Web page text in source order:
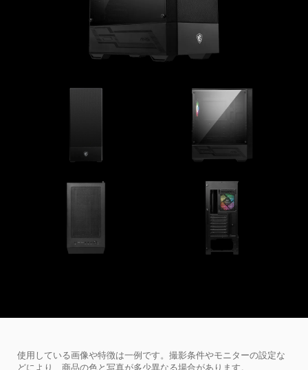
使用している画像や特徴は一例です。撮影条件やモニターの設定な
どにより、商品の色と写真が多少異なる場合があります。